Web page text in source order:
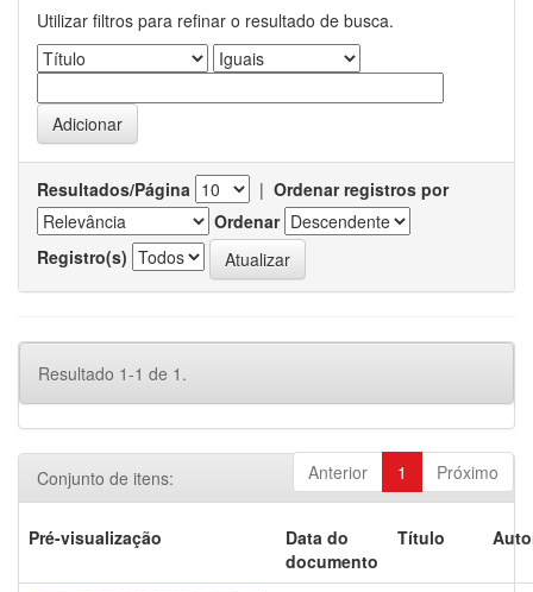
Utilizar filtros para refinar o resultado de busca.
Resultados/Página | Ordenar registros por
Ordenar
Registro(s)
Resultado 1-1 de 1.
Anterior 1 Próximo
Conjunto de itens:
Pré-visualização
Data do
documento
Título